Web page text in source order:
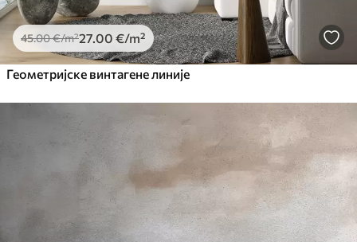
45.00€/m²27 .00 €/m²
Геометријске винтагене линије